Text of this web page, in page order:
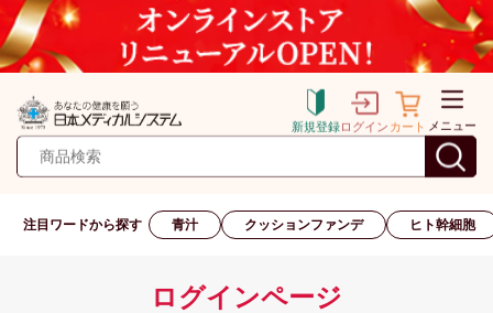
新規登録ログイン カート メニュー
注目ワードから探す 青汁 クッションファンデ ヒト幹細胞
ログインページ